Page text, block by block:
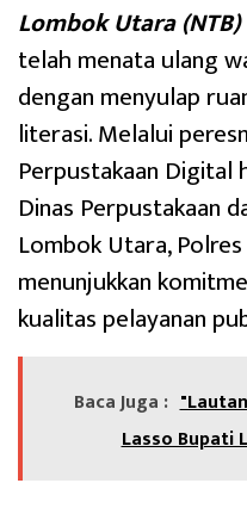
Lombok Utara (NTB)
telah menata ulang
dengan menyulap
literasi. Melalui
Perpustakaan Digital
Dinas Perpustakaan
Lombok Utara,
menunjukkan
kualitas pelayanan
Baca Juga :
Lasso Bupati